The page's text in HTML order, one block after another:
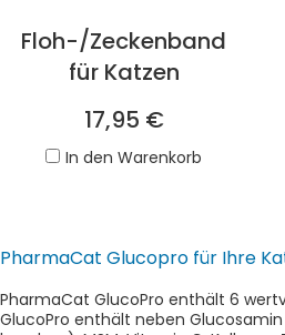
Floh-/Zeckenband
für Katzen
17,95 €
In den Warenkorb
PharmaCat Glucopro für Ihre
PharmaCat GlucoPro enthält 6
GlucoPro enthält neben